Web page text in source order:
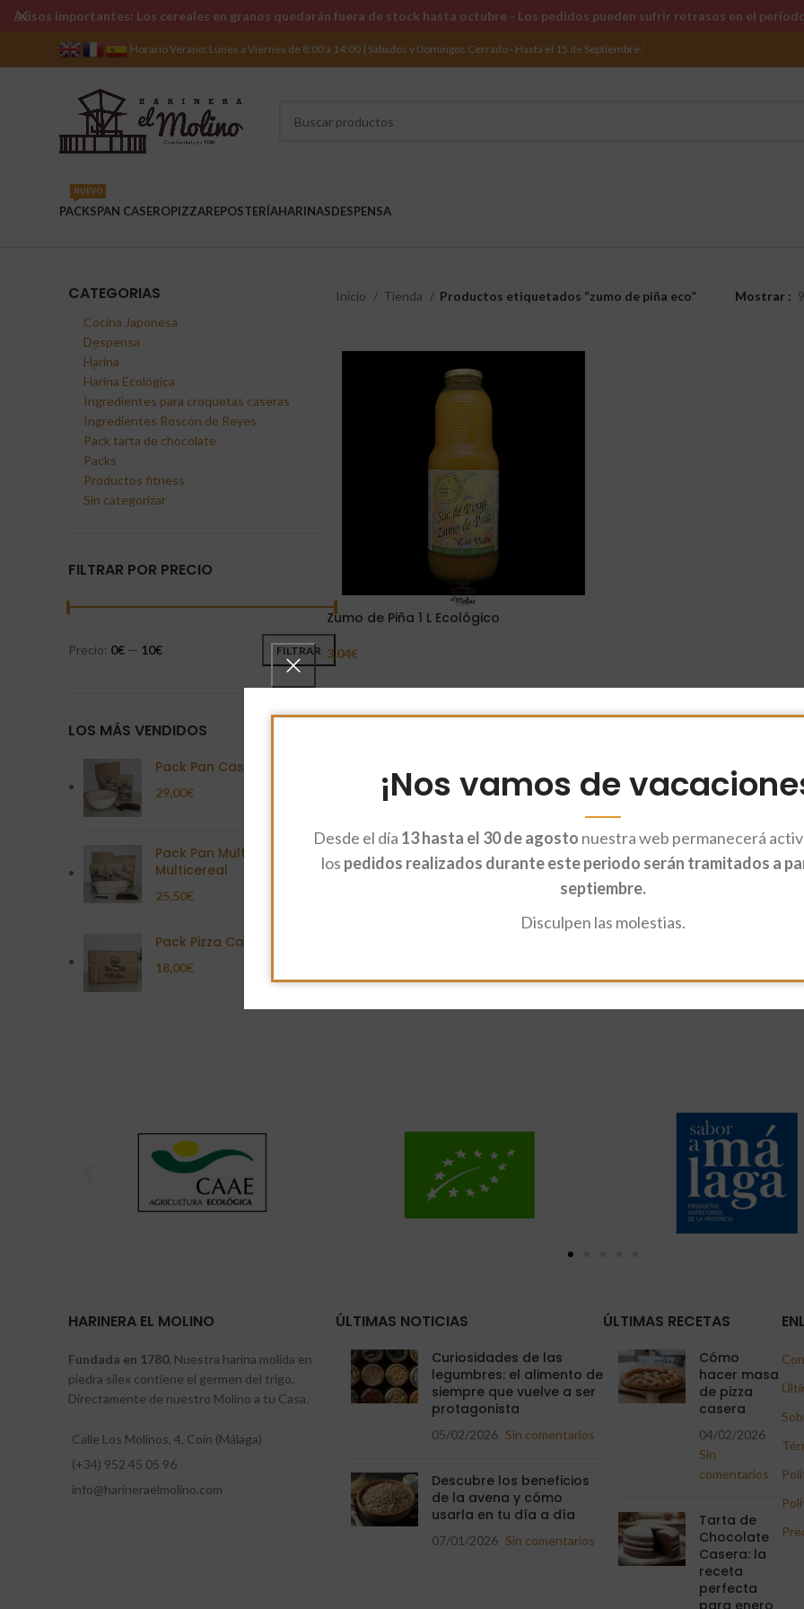
¡Nos vamos de
Desde el día 13 hasta el 30 de agosto nuestra web permanecerá
los pedidos realizados durante este periodo serán tramitados a
septiembre.
Disculpen las molestias.
Horario Verano: Lunes a Viernes de 8:00 a 14:00 | Sábados y Domingos Cerrado - Hasta el 15 de Septiembre.
PACKS
NUEVO
PAN CASEROPIZZAREPOSTERÍAHARINASDESPENSA
CATEGORIAS
Cocina Japonesa
Despensa
Harina
Harina Ecológica
Ingredientes para croquetas caseras
Ingredientes Roscón de Reyes
Pack tarta de chocolate
Packs
Productos fitness
Sin categorizar
FILTRAR POR PRECIO
FILTRAR
Precio: 0€ — 10€
LOS MÁS VENDIDOS
Pack Pan Casero
29,00€
Pack Pan Multisemilla
Multicereal
25,50€
Pack Pizza Casera
18,00€
Inicio Tienda Productos etiquetados “zumo de piña eco” Mostrar 9
Zumo de Piña 1 L Ecológico
3,04€
Añadir Al Carrito
HARINERA EL MOLINO
Fundada en 1780. Nuestra harina molida en
piedra sílex contiene el germen del trigo.
Directamente de nuestro Molino a tu Casa.
Calle Los Molinos, 4, Coín (Málaga)
(+34) 952 45 05 96
info@harineraelmolino.com
ÚLTIMAS NOTICIAS
Curiosidades de las
legumbres: el alimento de
siempre que vuelve a ser
protagonista
05/02/2026 Sin comentarios
Descubre los beneficios
de la avena y cómo
usarla en tu día a día
07/01/2026 Sin comentarios
ÚLTIMAS RECETAS
Cómo
hacer masa
de pizza
casera
04/02/2026
Sin
comentarios
Tarta de
Chocolate
Casera: la
receta
perfecta
para enero
Avisos importantes: Los cereales en granos quedarán fuera de stock hasta octubre - Los pedidos pueden sufrir retrasos en el